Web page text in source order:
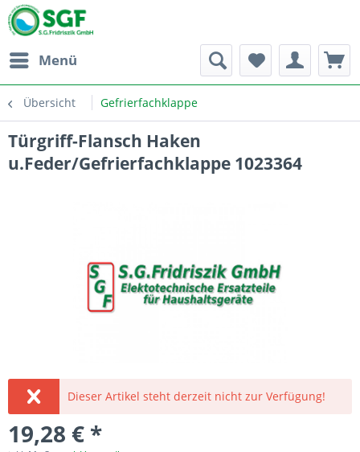
Menü
Übersicht Gefrierfachklappe
Türgriff-Flansch Haken
u.Feder/Gefrierfachklappe 1023364
Dieser Artikel steht derzeit nicht zur Verfügung!
19,28 € *